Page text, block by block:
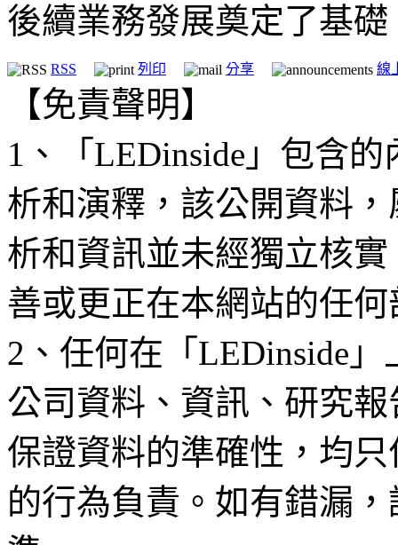
後續業務發展奠定了基
RSS 列印 分享 線
【免責聲明】
1、「LEDinside」包含
析和演釋，該公開資料
析和資訊並未經獨立核
善或更正在本網站的任
2、任何在「LEDinside
公司資料、資訊、研究
保證資料的準確性，均
的行為負責。如有錯漏